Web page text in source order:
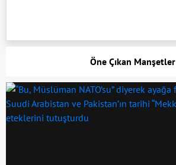
Öne Çıkan Manşetler